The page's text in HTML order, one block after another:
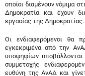
οποίοι διαμένουν νόμιμα
Δημοκρατία και έχουν
εργασίας της Δημοκρατίας.
Οι ενδιαφερόμενοι θα
εγκεκριμένα από την
υποψηφίων
συμμετοχής
ευθύνη της ΑνΑΔ και